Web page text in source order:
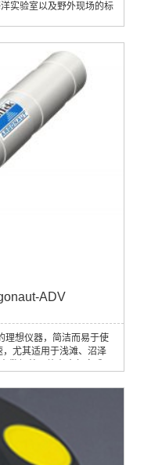
实验室以及野外现场的标
ADV
理想仪器，简洁而易于使
尤其适用于浅滩、沼泽
s）、浅水（最浅0.02m）